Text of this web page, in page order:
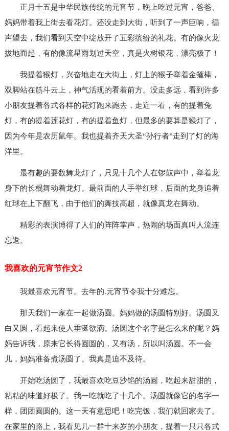
正月十五是中华民族传统的元宵节，晚上吃过元宵，爸爸、
妈妈带着我上街去看花灯。还没走到大街，听到了一声巨响，循
声望去，我们看到天空中绽放开了五彩缤纷的礼花。有的像火龙
拔地而起，有的像流星雨划过天空，真是火树银花，漂亮极了！
我提着猴灯，兴奋地走在大街上，灯上的猴子举着金箍棒，
双脚站在筋斗云上，神气活现的看着前方。没走多远，看到许多
小朋友提着各式各样的花灯跑来跑去，走近一看，有的提着兔
灯，有的提着莲花灯，有的提着鱼灯，但最多的要算是猴灯了，
因为今年是农历鼠年。我也提着齐天大圣“孙行者”走到了灯的海
洋里。
最有趣的要数舞龙灯了，只见十几个人在锣鼓声中，举着龙
身下的长棍舞动着龙灯。最前面的人手举红球，后面的龙身追着
红球在上下翻飞，由于他们的舞技高超，就像真龙在舞动。
精彩的表演博得了人们的阵阵掌声，热闹的场面真叫人流连
忘返。
我喜欢的元宵节作文2
我最喜欢元宵节。去年的.元宵节令我十分难忘。
那天我们一家在一起做汤圆。妈妈做的汤圆特别好。汤圆又
白又圆，看起来使人垂涎欲滴。汤圆这个名字是怎么来的呢？妈
妈告诉我，原来它长得圆圆的，又有汤，所以叫汤圆。不一会
儿，妈妈准备煮汤圆了。我真是迫不及待。
开始吃汤圆了，我最喜欢吃豆沙馅的汤圆，吃起来甜甜的，
粘粘的味道好极了。我一吃就吃了十几个。汤圆就像它的名字一
样，团团圆圆的。这一天有意思吧！吃完饭，我们就回家去了。
在家里的路上，我看见几一群十来岁的小朋友，提着一只只各式